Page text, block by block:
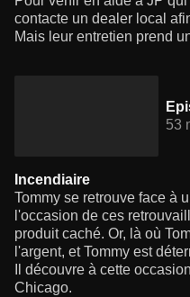
contacte un dealer local
Mais leur entretien prend
53
Incendiaire
Tommy se retrouve face à
l'occasion de ces
produit caché. Or, là où
l'argent, et Tommy est
Il découvre à cette
Chicago.